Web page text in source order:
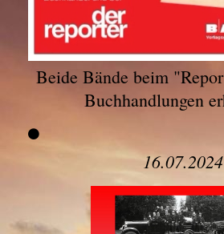
Beide Bände beim
Buchhandlungen
16.07.2024